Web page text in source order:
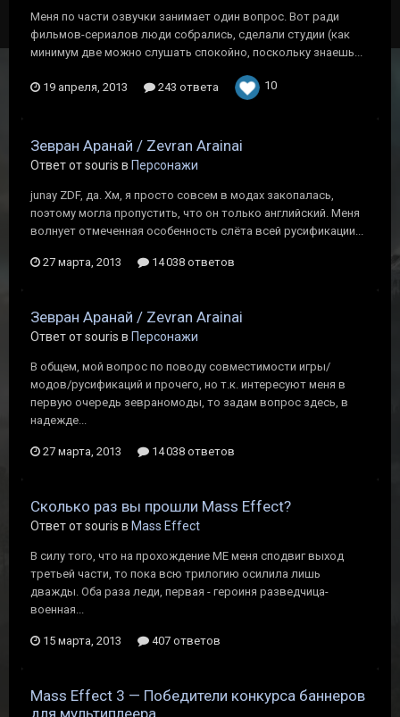
Меня по части озвучки занимает один вопрос. Вот ради
фильмов-сериалов люди собрались, сделали студии (как
минимум две можно слушать спокойно, поскольку знаешь...
19 апреля, 2013 243 ответа 10
Зевран Аранай / Zevran Arainai
Ответ от souris в Персонажи
junay ZDF, да. Хм, я просто совсем в модах закопалась,
поэтому могла пропустить, что он только английский. Меня
волнует отмеченная особенность слёта всей русификации...
27 марта, 2013 14 038 ответов
Зевран Аранай / Zevran Arainai
Ответ от souris в Персонажи
В общем, мой вопрос по поводу совместимости игры/
модов/русификаций и прочего, но т.к. интересуют меня в
первую очередь зевраномоды, то задам вопрос здесь, в
надежде...
27 марта, 2013 14 038 ответов
Cколько раз вы прошли Mass Effect?
Ответ от souris в Mass Effect
В силу того, что на прохождение ME меня сподвиг выход
третьей части, то пока всю трилогию осилила лишь
дважды. Оба раза леди, первая - героиня разведчица-
военная...
15 марта, 2013 407 ответов
Mass Effect 3 — Победители конкурса баннеров
для мультиплеера